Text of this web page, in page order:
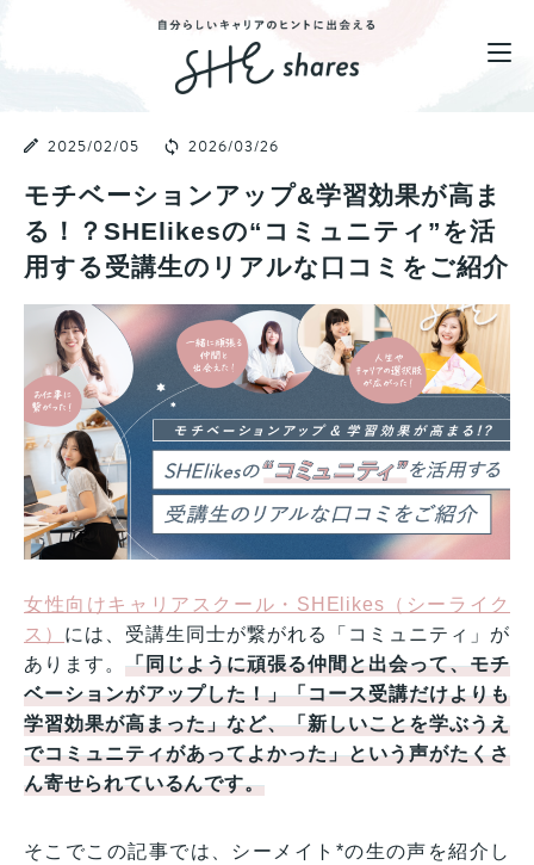
2025/02/05 2026/03/26
モチベーションアップ&学習効果が高ま
る！？SHElikesの“コミュニティ”を活
用する受講生のリアルな口コミをご紹介
女性向けキャリアスクール・SHElikes（シーライク
ス） には、受講生同士が繋がれる「コミュニティ」が
あります。「同じように頑張る仲間と出会って、モチ
ベーションがアップした！」「コース受講だけよりも
学習効果が高まった」など、「新しいことを学ぶうえ
でコミュニティがあってよかった」という声がたくさ
ん寄せられているんです。
そこでこの記事では、シーメイト*の生の声を紹介し